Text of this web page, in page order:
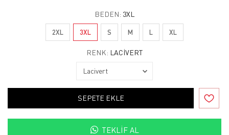
BEDEN: 3XL
2XL 3XL S M L XL
RENK: LACIVERT
SEPETE EKLE
TEKLIF AL